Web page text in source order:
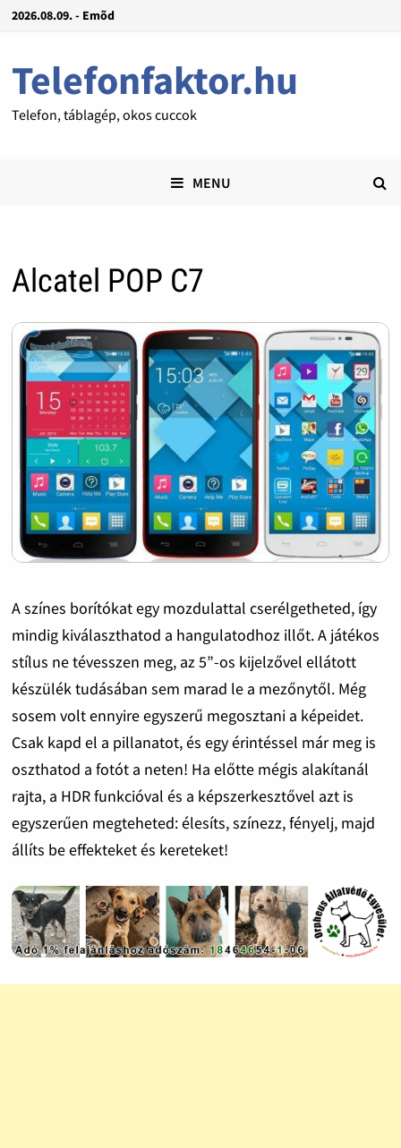
2026.08.09. - Emõd
Telefonfaktor.hu
Telefon, táblagép, okos cuccok
MENU
Alcatel POP C7
A színes borítókat egy mozdulattal cserélgetheted, így
mindig kiválaszthatod a hangulatodhoz illőt. A játékos
stílus ne tévesszen meg, az 5”-os kijelzővel ellátott
készülék tudásában sem marad le a mezőnytől. Még
sosem volt ennyire egyszerű megosztani a képeidet.
Csak kapd el a pillanatot, és egy érintéssel már meg is
oszthatod a fotót a neten! Ha előtte mégis alakítanál
rajta, a HDR funkcióval és a képszerkesztővel azt is
egyszerűen megteheted: élesíts, színezz, fényelj, majd
állíts be effekteket és kereteket!